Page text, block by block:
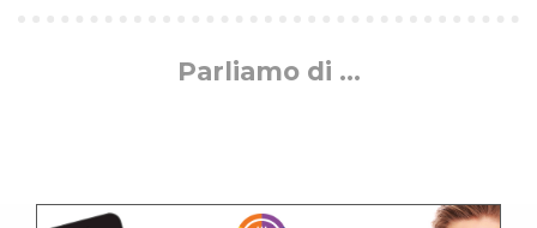
Parliamo di ...